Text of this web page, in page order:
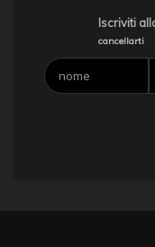
CERTIFICAZIONI
Iscriviti
cancellarti